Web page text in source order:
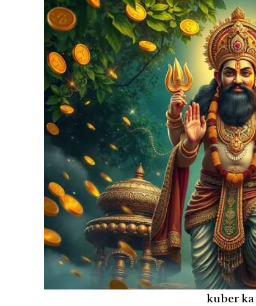
kuber ka